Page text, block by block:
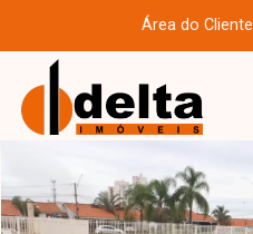
Área do Cliente